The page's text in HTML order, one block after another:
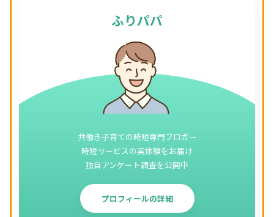
ふりパパ
共働き子育ての時短専門ブロガー
時短サービスの実体験をお届け
独自アンケート調査を公開中
プロフィールの詳細